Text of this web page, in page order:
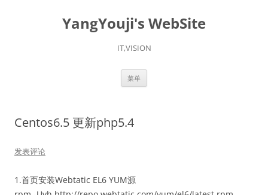
YangYouji's WebSite
IT,VISION
菜单
Centos6.5 更新php5.4
发表评论
1.首页安装Webtatic EL6 YUM源